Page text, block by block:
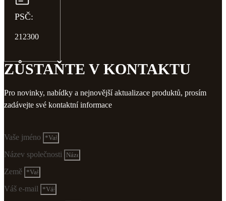
PSČ:
212300
ZŮSTAŇTE V KONTAKTU
Pro novinky, nabídky a nejnovější aktualizace produktů, prosím
zadávejte své kontaktní informace
Vaše jméno
Název společnosti
Země
Váš e-mail